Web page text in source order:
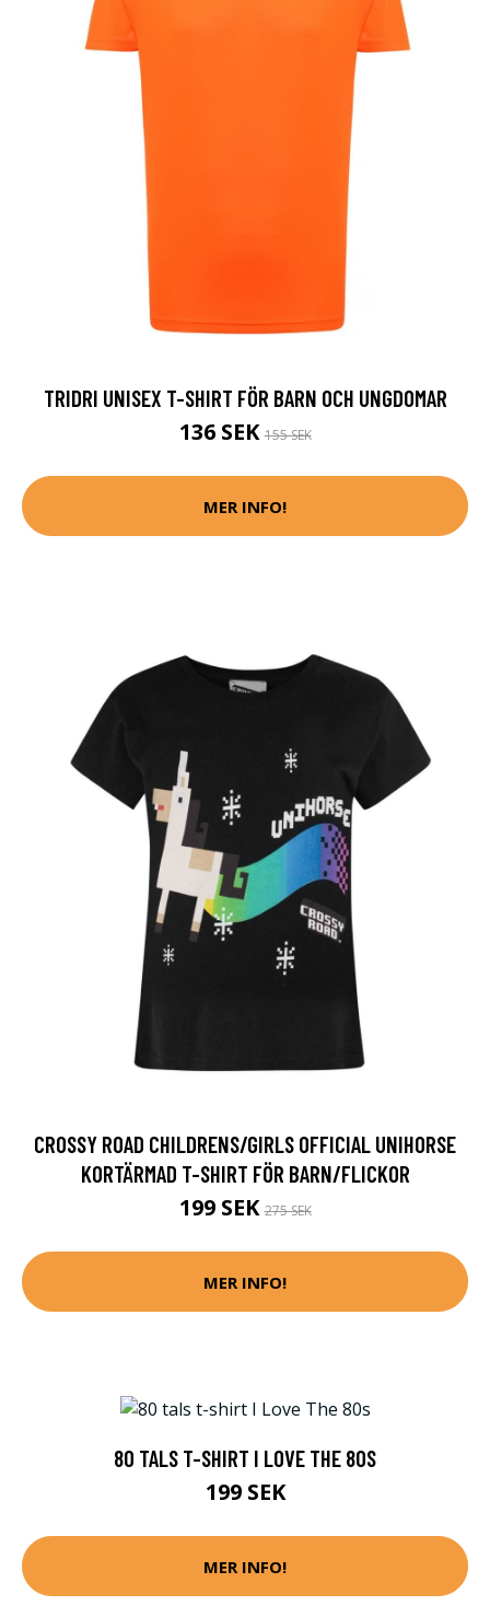
TRIDRI UNISEX T-SHIRT FÖR BARN OCH UNGDOMAR
136 SEK155 SEK
MER INFO!
CROSSY ROAD CHILDRENS/GIRLS OFFICIAL UNIHORSE
KORTÄRMAD T-SHIRT FÖR BARN/FLICKOR
199 SEK275 SEK
MER INFO!
80 TALS T-SHIRT I LOVE THE 80S
199 SEK
MER INFO!